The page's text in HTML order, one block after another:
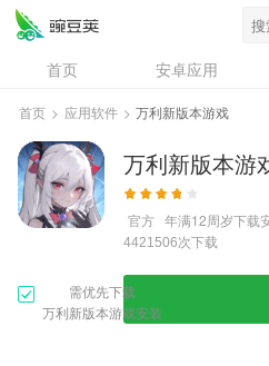
首页 安卓应用
资讯
专题
问答
首页 > 应用软件 > 万利新版本游戏
万利新版本游
官方 年满12周岁下载
4421506次下载
需优先下载
万利新版本游戏安装